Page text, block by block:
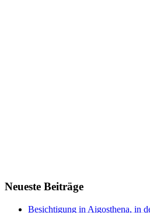
Neueste Beiträge
Besichtigung in Aigosthena, in